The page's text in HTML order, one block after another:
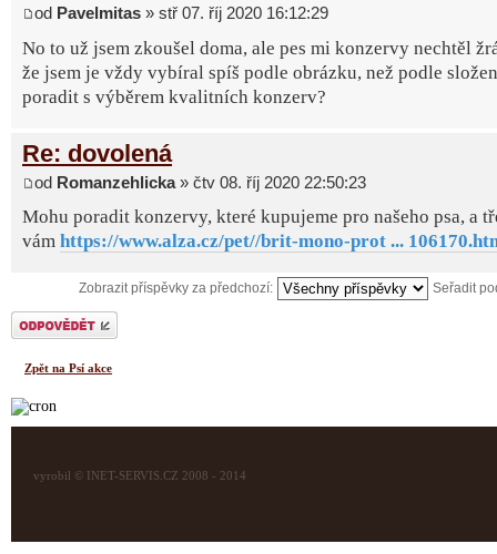
od Pavelmitas » stř 07. říj 2020 16:12:29
No to už jsem zkoušel doma, ale pes mi konzervy nechtěl
že jsem je vždy vybíral spíš podle obrázku, než podle
poradit s výběrem kvalitních konzerv?
Re: dovolená
od Romanzehlicka» čtv 08. říj 2020 22:50:23
Mohu poradit konzervy, které kupujeme pro našeho psa, a
vám https://www.alza.cz/pet//brit-mono-prot ...
Zobrazit příspěvky za předchozí: Seřadit
Odeslat odpověď
Zpět na Psí akce
vyrobil © INET-SERVIS.CZ 2008 - 2014